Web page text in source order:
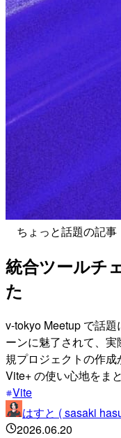
ちょっと話題の記事
統合ツールチ
た
v-tokyo Meetup で話
ーンに魅了されて、
規プロジェクトの作成
Vite+ の使い心地をま
Vite
はすと ( sasaki
2026.06.20